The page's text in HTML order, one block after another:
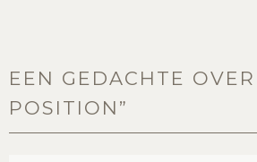
EEN GEDACHTE OVER
POSITION ”